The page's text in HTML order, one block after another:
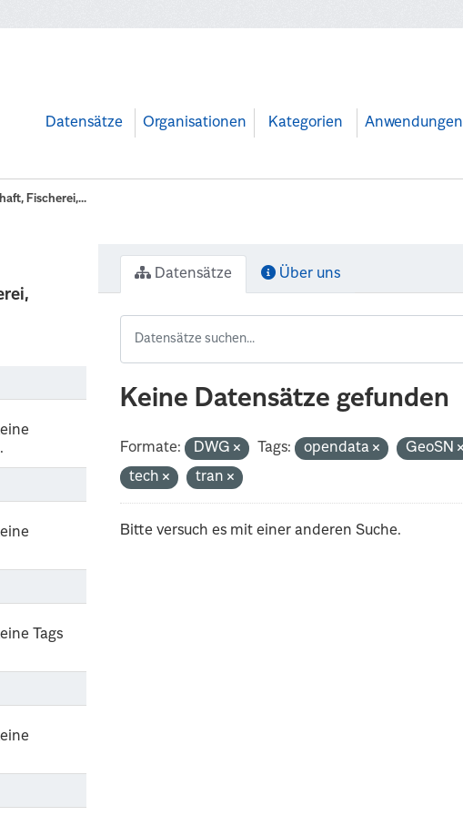
Datensätze Organisationen Kategorien Anwendungen
Fischerei,...
Tags
Datensätze Über uns
Keine Datensätze gefunden
Formate: DWG Tags: opendata GeoSN
tech
tran
Bitte versuch es mit einer anderen Suche.